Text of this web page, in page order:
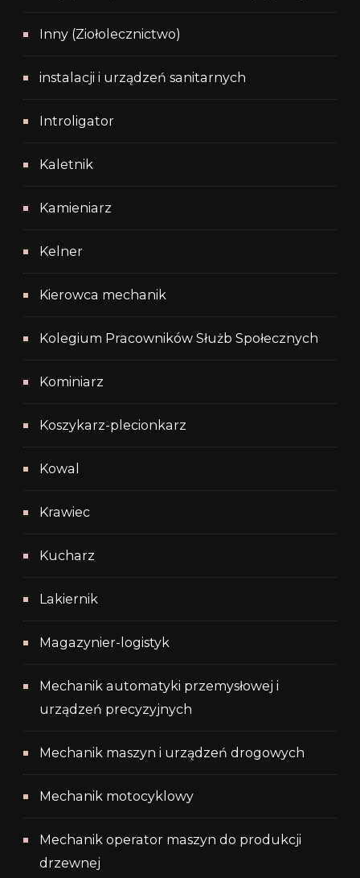
Inny (Ziołolecznictwo)
instalacji i urządzeń sanitarnych
Introligator
Kaletnik
Kamieniarz
Kelner
Kierowca mechanik
Kolegium Pracowników Służb Społecznych
Kominiarz
Koszykarz-plecionkarz
Kowal
Krawiec
Kucharz
Lakiernik
Magazynier-logistyk
Mechanik automatyki przemysłowej i
urządzeń precyzyjnych
Mechanik maszyn i urządzeń drogowych
Mechanik motocyklowy
Mechanik operator maszyn do produkcji
drzewnej